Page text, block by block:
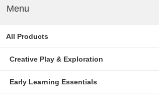
Menu
All Products
Creative Play & Exploration
Early Learning Essentials